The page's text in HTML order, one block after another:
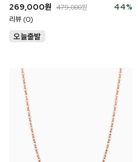
44%
269,000원 479,000원
리뷰 (0)